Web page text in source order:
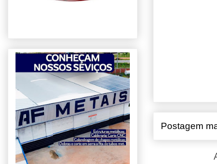
Postagem